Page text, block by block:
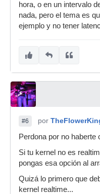
hora, o en un intervalo
nada, pero el tema es
ejemplo y no tener
#6 por
Perdona por no haberte
Si tu kernel no es
pongas esa opción al
Quizá lo primero que
kernel realtime...